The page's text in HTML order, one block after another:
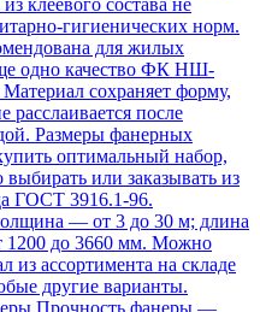
клеевого состава не
гигиенических норм.
для жилых
одно качество ФК НШ-
Материал сохраняет форму,
расслаивается после
Размеры фанерных
оптимальный набор,
или заказывать из
ГОСТ 3916.1-96.
— от 3 до 30 м; длина
до 3660 мм. Можно
из ассортимента на складе
другие варианты.
Прочность фанеры —